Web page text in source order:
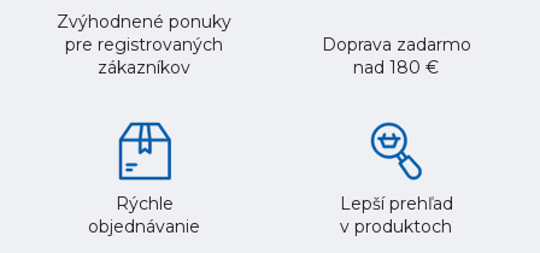
Zvýhodnené ponuky
pre registrovaných
zákazníkov
Doprava zadarmo
nad 180 €
Rýchle
objednávanie
Lepší prehľad
v produktoch